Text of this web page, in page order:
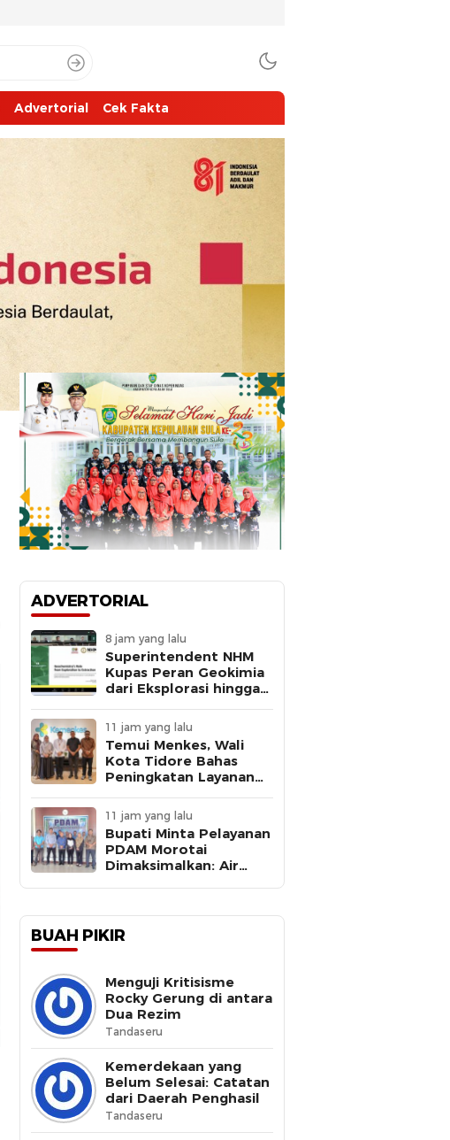
Advertorial Cek Fakta
ADVERTORIAL
8 jam yang lalu
Superintendent NHM
Kupas Peran Geokimia
dari Eksplorasi hingga
Webinar MGEI-SC UNG
11 jam yang lalu
Temui Menkes, Wali
Kota Tidore Bahas
Peningkatan Layanan
11 jam yang lalu
Bupati Minta Pelayanan
PDAM Morotai
Dimaksimalkan: Air
BUAH PIKIR
Menguji Kritisisme
Rocky Gerung di antara
Dua Rezim
Tandaseru
Kemerdekaan yang
Belum Selesai: Catatan
dari Daerah Penghasil
Tandaseru